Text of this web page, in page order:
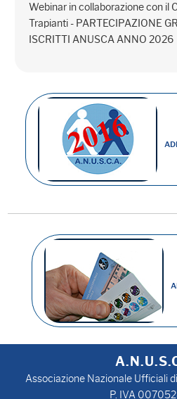
Webinar in collaborazione con il
Trapianti - PARTECIPAZIONE
ISCRITTI ANUSCA ANNO 2026
Associazione Nazionale Ufficiali
P. IVA